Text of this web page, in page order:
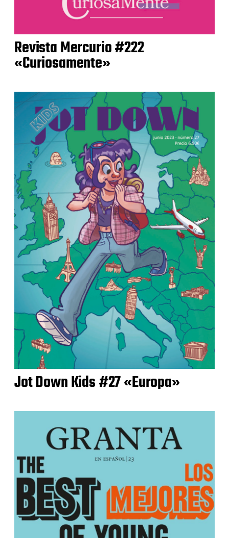
Revista Mercurio #222
«Curiosamente»
Jot Down Kids #27 «Europa»